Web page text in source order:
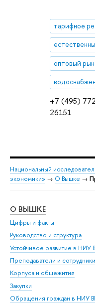
+7 (495)
26151
тарифное
оптовый
Национальный
экономики» → О Вышке →
О ВЫШКЕ
Цифры и факты
Руководство и структура
Устойчивое развитие в
Преподаватели и сотрудники
Корпуса и общежития
Закупки
Обращения граждан в НИУ